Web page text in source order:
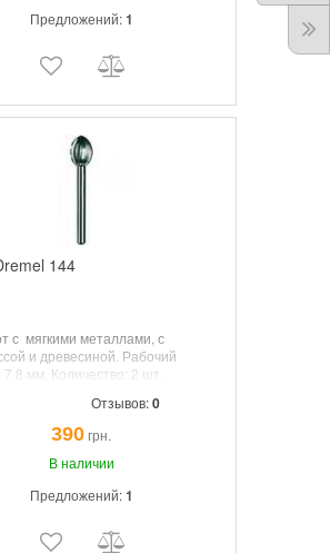
Предложений:1
144
с мягкими металлами, с
и древесиной. Рабочий
7,8 мм. Количество: 2 шт.
Отзывов:0
390грн.
В наличии
Предложений:1